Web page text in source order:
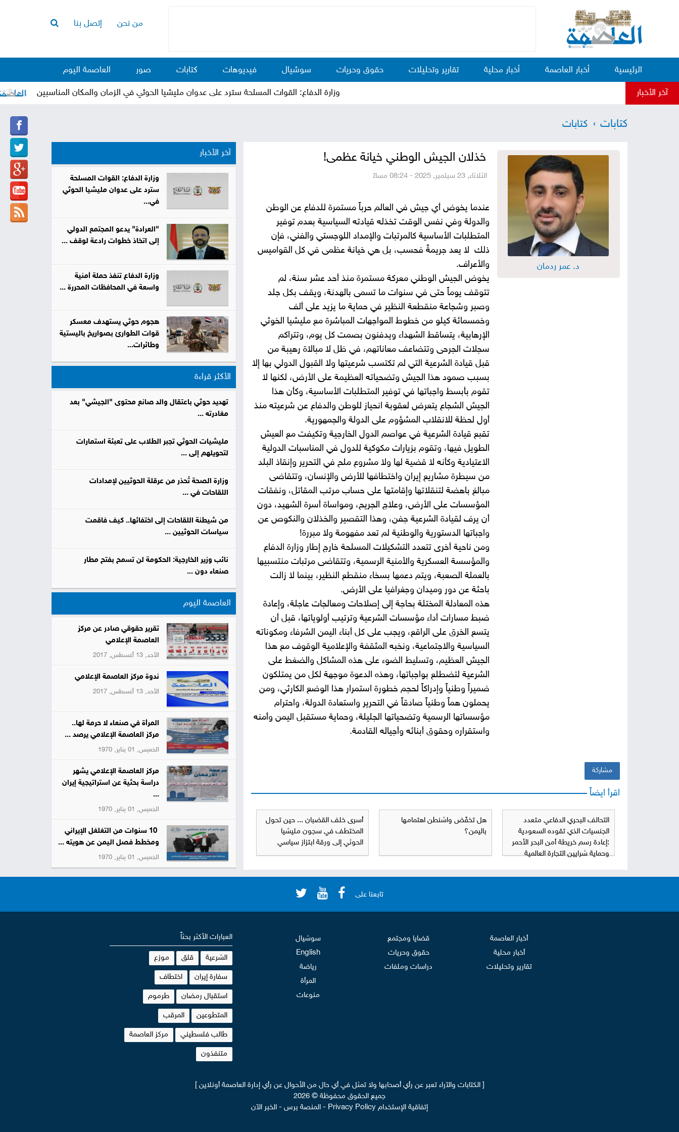
أخبار
تقارير
وتحليلات
حقوق
وحريات
سوشيال
كتابات
فيديوهات
من نحن إتصل بنا
الرئيسية أخبار العاصمة أخبار محلية تقارير وتحليلات حقوق وحريات سوشيال فيديوهات كتابات صور العاصمة اليوم
آخر الأخبار وزارة الدفاع: القوات المسلحة سترد على عدوان مليشيا الحوثي في الزمان والمكان المناسبين
كتابات كتابات
د. عمر ردمان
خذلان الجيش الوطني خيانة عظمى!
الثلاثاء, 23 سبتمبر, 2025 - 08:24 مساءً
عندما يخوض أي جيش في العالم حرباً مستمرة للدفاع عن الوطن
والدولة وفي نفس الوقت تخذله قيادته السياسية بعدم توفير
المتطلبات الأساسية كالمرتبات والإمداد اللوجستي والفني، فإن
ذلك لا يعد جريمةً فحسب، بل هي خيانة عظمى في كل القواميس
والأعراف.
يخوض الجيش الوطني معركة مستمرة منذ أحد عشر سنة، لم
تتوقف يوماً حتى في سنوات ما تسمى بالهدنة، ويقف بكل جلد
وصبر وشجاعة منقطعة النظير في حماية ما يزيد على ألف
وخمسمائة كيلو من خطوط المواجهات المباشرة مع مليشيا الخوثي
الإرهابية، يتساقط الشهداء ويدفنون بصمت كل يوم، وتتراكم
سجلات الجرحى وتتضاعف معاناتهم، في ظل لا مبالاة رهيبة من
قبل قيادة الشرعية التي لم تكتسب شرعيتها ولا القبول الدولي بها إلا
بسبب صمود هذا الجيش وتضحياته العظيمة على الأرض، لكنها لا
تقوم بأبسط واجباتها في توفير المتطلبات الأساسية، وكأن هذا
الجيش الشجاع يتعرض لعقوبة انحياز للوطن والدفاع عن شرعيته منذ
أول لحظة للانقلاب المشؤوم على الدولة والجمهورية.
تقبع قيادة الشرعية في عواصم الدول الخارجية وتكيفت مع العيش
الطويل فيها، وتقوم بزيارات مكوكية للدول في المناسبات الدولية
الاعتيادية وكأنه لا قضية لها ولا مشروع ملح في التحرير وإنقاذ البلد
من سيطرة مشاريع إيران واختطافها للأرض والإنسان، وتتقاضى
مبالغ باهضة لتنقلاتها وإقامتها على حساب مرتب المقاتل، ونفقات
المؤسسات على الأرض، وعلاج الجريح، ومواساة أسرة الشهيد، دون
أن يرف لقيادة الشرعية جفن، وهذا التقصير والخذلان والنكوص عن
واجباتها الدستورية والوطنية لم تعد مفهومة ولا مبررة!
ومن ناحية أخرى تتعدد التشكيلات المسلحة خارج إطار وزارة الدفاع
والمؤسسة العسكرية والأمنية الرسمية، وتتقاضى مرتبات منتسبيها
بالعملة الصعبة، ويتم دعمها بسخاء منقطع النظير، بينما لا زالت
باحثة عن دور وميدان وجغرافيا على الأرض.
هذه المعادلة المختلة بحاجة إلى إصلاحات ومعالجات عاجلة، وإعادة
ضبط مسارات أداء مؤسسات الشرعية وترتيب أولوياتها، قبل أن
يتسع الخرق على الراقع، ويجب على كل أبناء اليمن الشرفاء ومكوناته
السياسية والاجتماعية، ونخبه المثقفة والإعلامية الوقوف مع هذا
الجيش العظيم، وتسليط الضوء على هذه المشاكل والضغط على
الشرعية لتضطلع بواجباتها، وهذه الدعوة موجهة لكل من يمتلكون
ضميراً وطنياً وإدراكاً لحجم خطورة استمرار هذا الوضع الكارثي، ومن
يحملون هماً وطنياً صادقاً في التحرير واستعادة الدولة، واحترام
مؤسساتها الرسمية وتضحياتها الجليلة، وحماية مستقبل اليمن وأمنه
واستقراره وحقوق أبنائه وأجياله القادمة.
مشاركة
اقرأ ايضاً
التحالف البحري الدفاعي متعدد
الجنسيات الذي تقوده السعودية
:إعادة رسم خريطة أمن البحر الأحمر
وحماية شرايين التجارة العالمية
هل تخفّض واشنطن اهتمامها
باليمن؟
أسرى خلف القضبان ... حين تحول
المختطف في سجون مليشيا
الحوثي إلى ورقة ابتزاز سياسي
آخر الأخبار
وزارة الدفاع: القوات المسلحة
سترد على عدوان مليشيا الحوثي
في...
"العرادة" يدعو المجتمع الدولي
إلى اتخاذ خطوات رادعة لوقف ...
وزارة الدفاع تنفذ حملة أمنية
واسعة في المحافظات المحررة ...
هجوم حوثي يستهدف معسكر
قوات الطوارئ بصواريخ باليستية
وطائرات...
الأكثر قراءة
تهديد حوثي باعتقال والد صانع محتوى "الجيشي" بعد
مغادرته ...
مليشيات الحوثي تجبر الطلاب على تعبئة استمارات
لتحويلهم إلى ...
وزارة الصحة تُحذر من عرقلة الحوثيين لإمدادات
اللقاحات في ...
من شيطنة اللقاحات إلى اختفائها.. كيف فاقمت
سياسات الحوثيين ...
نائب وزير الخارجية: الحكومة لن تسمح بفتح مطار
صنعاء دون ...
العاصمة اليوم
تقرير حقوقي صادر عن مركز
العاصمة الإعلامي
الأحد, 13 أغسطس, 2017
ندوة مركز العاصمة الإعلامي
الأحد, 13 أغسطس, 2017
المرأة في صنعاء لا حرمة لها..
مركز العاصمة الإعلامي يرصد ...
الخميس, 01 يناير, 1970
مركز العاصمة الإعلامي يشهر
دراسة بحثية عن استراتيجية إيران
...
الخميس, 01 يناير, 1970
10 سنوات من التغلغل الإيراني
ومخطط فصل اليمن عن هويته ...
الخميس, 01 يناير, 1970
تابعنا على
أخبار العاصمة
أخبار محلية
تقارير وتحليلات
قضايا ومجتمع
حقوق وحريات
دراسات وملفات
سوشيال
English
رياضة
المرأة
منوعات
العبارات الأكثر بحثاً
الشرعية قلق موزع
سفارة إيران اختطاف
استقبال رمضان طرموم
المتطوعين المرقب
طالب فلسطيني مركز العاصمة
متنفذون
[ الكتابات والآراء تعبر عن رأي أصحابها ولا تمثل في أي حال من الأحوال عن رأي إدارة العاصمة أونلاين ]
جميع الحقوق محفوظة © 2026
إتفاقية الإستخدام Privacy Policy
- المنصة برس - الخبر الآن